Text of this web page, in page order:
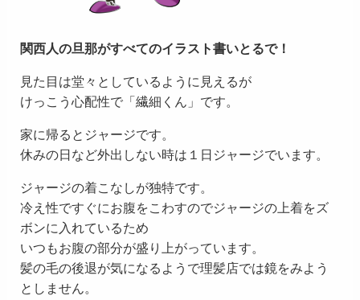
関西人の旦那がすべてのイラスト書いとるで！
見た目は堂々としているように見えるが
けっこう心配性で「繊細くん」です。
家に帰るとジャージです。
休みの日など外出しない時は１日ジャージでいます。
ジャージの着こなしが独特です。
冷え性ですぐにお腹をこわすのでジャージの上着をズ
ボンに入れているため
いつもお腹の部分が盛り上がっています。
髪の毛の後退が気になるようで理髪店では鏡をみよう
としません。